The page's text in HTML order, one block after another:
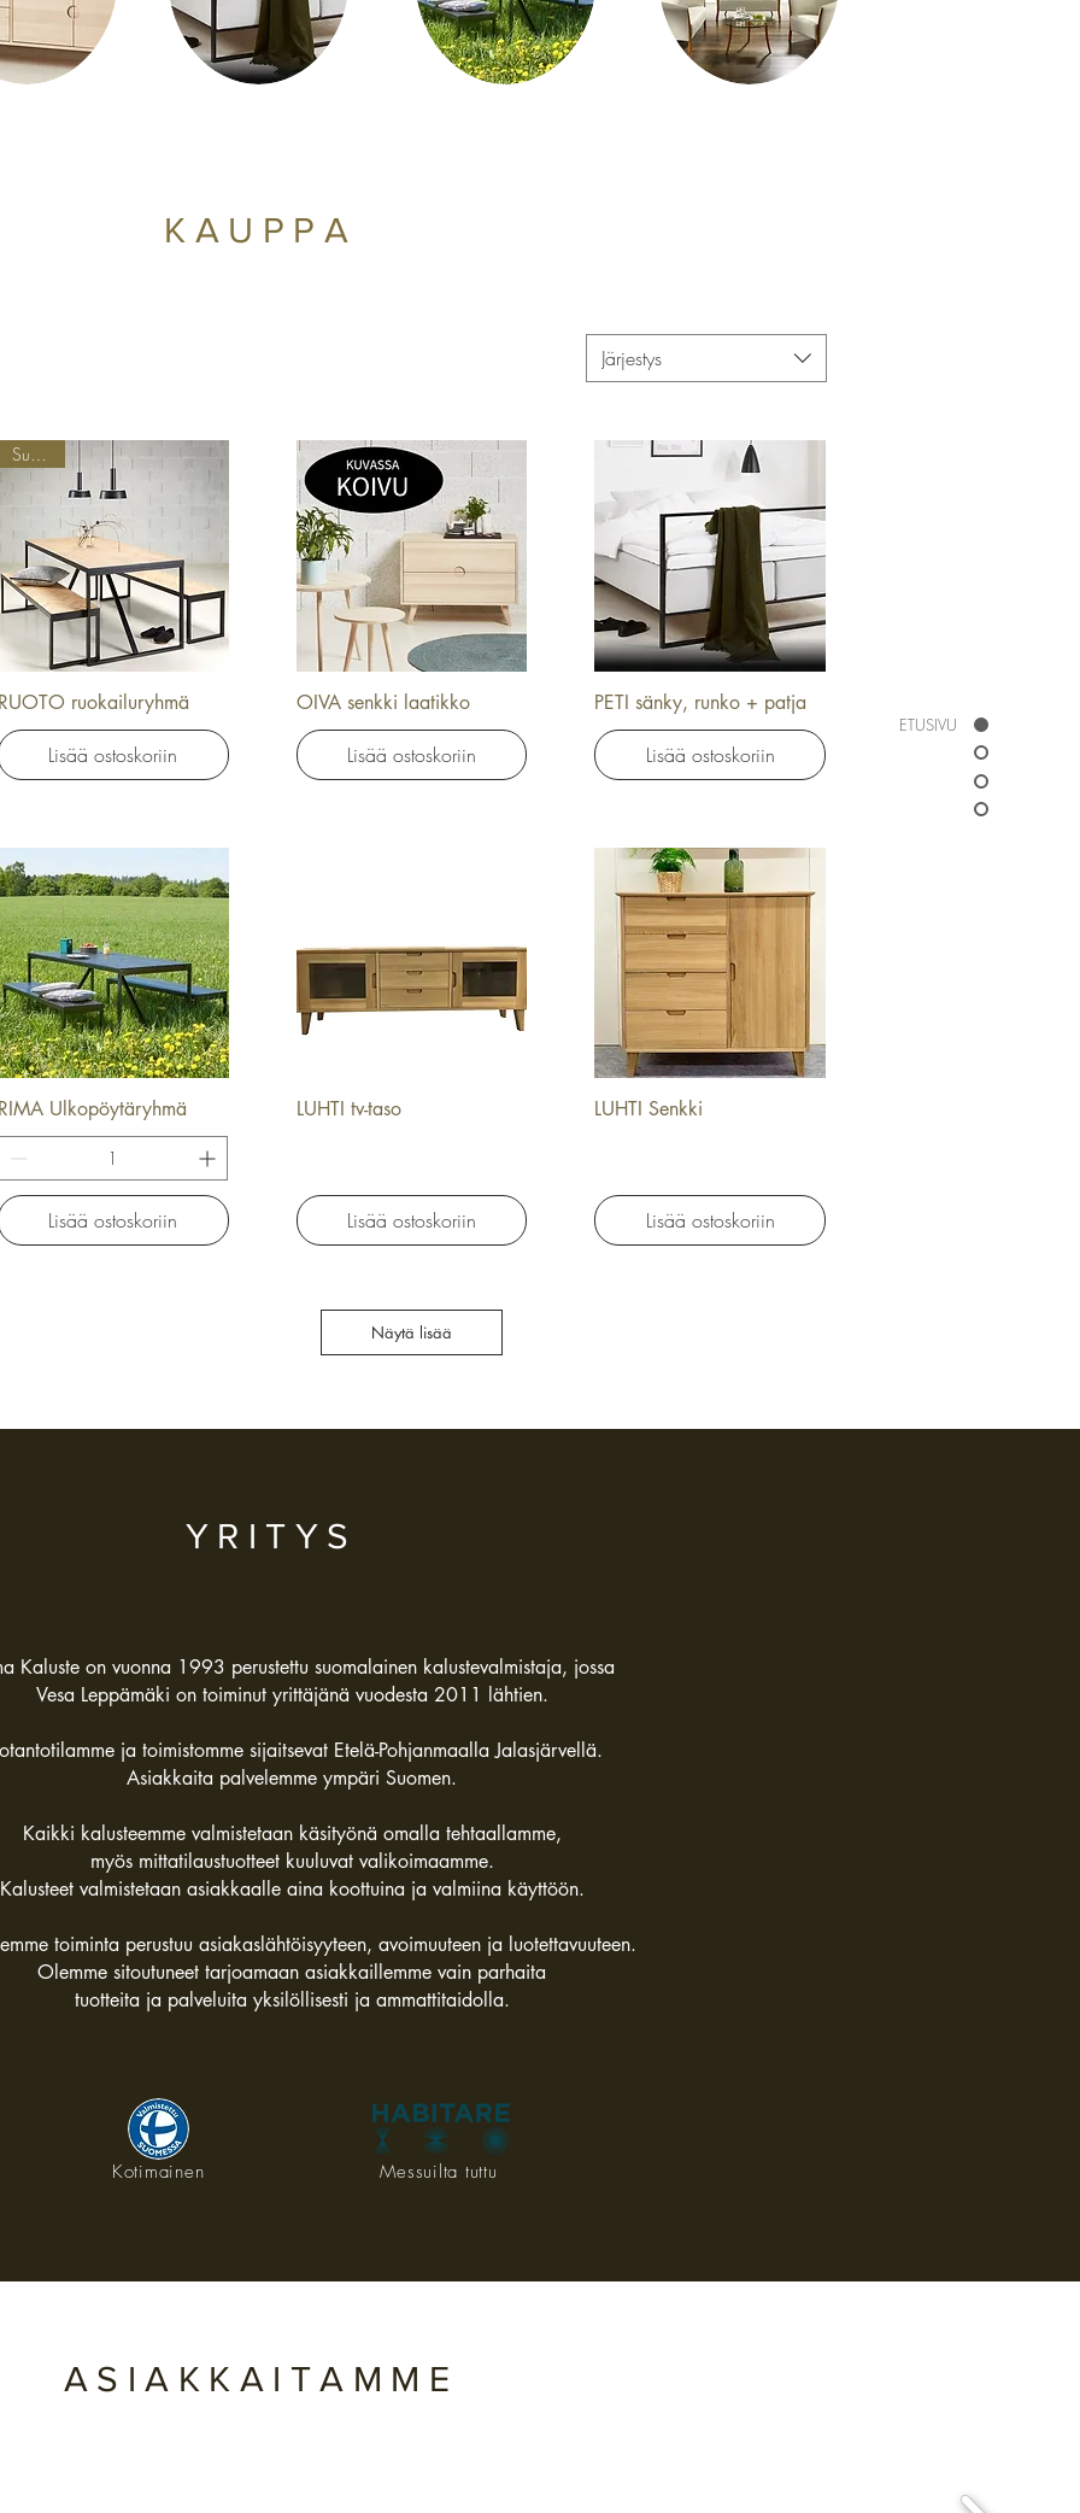
ETUSIVU
KAUPPA
Järjestys
Pikakatselu
Suosikki
RUOTO ruokailuryhmä
Lisää ostoskoriin
Pikakatselu
OIVA senkki laatikko
Lisää ostoskoriin
Pikakatselu
PETI sänky, runko + patja
Lisää ostoskoriin
Pikakatselu
RIMA Ulkopöytäryhmä
Lisää ostoskoriin
Pikakatselu
LUHTI tv-taso
Lisää ostoskoriin
Pikakatselu
LUHTI Senkki
Lisää ostoskoriin
Näytä lisää
YRITYS
Kaluste on vuonna 1993 perustettu suomalainen kalustevalmistaja, jossa
Vesa Leppämäki on toiminut yrittäjänä vuodesta 2011 lähtien.
ja toimistomme sijaitsevat Etelä-Pohjanmaalla Jalasjärvellä.
Asiakkaita palvelemme ympäri Suomen.
Kaikki kalusteemme valmistetaan käsityönä omalla tehtaallamme,
myös mittatilaustuotteet kuuluvat valikoimaamme.
Kalusteet valmistetaan asiakkaalle aina koottuina ja valmiina käyttöön.
toiminta perustuu asiakaslähtöisyyteen, avoimuuteen ja luotettavuuteen.
Olemme sitoutuneet tarjoamaan asiakkaillemme vain parhaita
tuotteita ja palveluita yksilöllisesti ja ammattitaidolla.
Kotimainen Messuilta tuttu
ASIAKKAITAMME